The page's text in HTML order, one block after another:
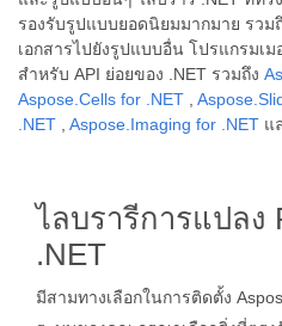
รองรับรูปแบบยอดนิยมมากมาย รวม
เอกสารไปยังรูปแบบอื่น โปรแกรมเ
สำหรับ API ย่อยของ .NET รวมถึง
Aspose.Cells for .NET
.NET
Aspose.Imaging for .NET แ
ไลบรารีการแปลง
.NET
มีสามทางเลือกในการติดตั้ง